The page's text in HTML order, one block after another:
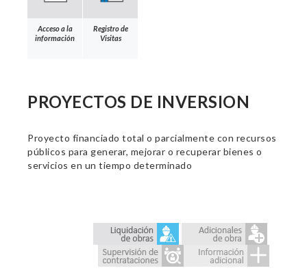
Acceso a la
información
Registro de
Visitas
PROYECTOS DE INVERSION
Proyecto financiado total o parcialmente con recursos
públicos para generar, mejorar o recuperar bienes o
servicios en un tiempo determinado